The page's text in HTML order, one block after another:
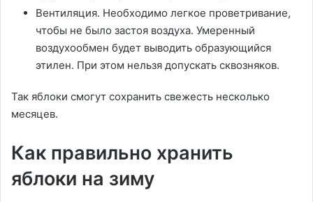
Вентиляция. Необходимо легкое проветривание,
чтобы не было застоя воздуха. Умеренный
воздухообмен будет выводить образующийся
этилен. При этом нельзя допускать сквозняков.
Так яблоки смогут сохранить свежесть несколько
месяцев.
Как правильно хранить
яблоки на зиму